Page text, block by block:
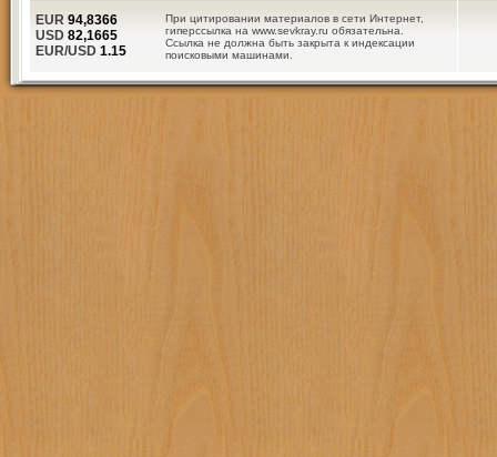
При цитировании материалов в сети Интернет,
гиперссылка на www.sevkray.ru обязательна.
Ссылка не должна быть закрыта к индексации
поисковыми машинами.
EUR 94,8366
USD 82,1665
EUR/USD 1.15